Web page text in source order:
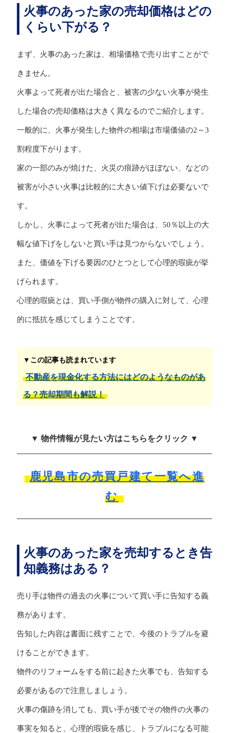
火事のあった家の売却価格はどの
くらい下がる？
まず、火事のあった家は、相場価格で売り出すことがで
きません。
火事よって死者が出た場合と、被害の少ない火事が発生
した場合の売却価格は大きく異なるのでご紹介します。
一般的に、火事が発生した物件の相場は市場価値の2～3
割程度下がります。
家の一部のみが焼けた、火災の痕跡がほぼない、などの
被害が小さい火事は比較的に大きい値下げは必要ないで
す。
しかし、火事によって死者が出た場合は、50％以上の大
幅な値下げをしないと買い手は見つからないでしょう。
また、価値を下げる要因のひとつとして心理的瑕疵が挙
げられます。
心理的瑕疵とは、買い手側が物件の購入に対して、心理
的に抵抗を感じてしまうことです。
▼この記事も読まれています
不動産を現金化する方法にはどのようなものがあ
る？売却期間も解説！
▼ 物件情報が見たい方はこちらをクリック ▼
鹿児島市の売買戸建て一覧へ進
む
火事のあった家を売却するとき告
知義務はある？
売り手は物件の過去の火事について買い手に告知する義
務があります。
告知した内容は書面に残すことで、今後のトラブルを避
けることができます。
物件のリフォームをする前に起きた火事でも、告知する
必要があるので注意しましょう。
火事の傷跡を消しても、買い手が後でその物件の火事の
事実を知ると、心理的瑕疵を感じ、トラブルになる可能